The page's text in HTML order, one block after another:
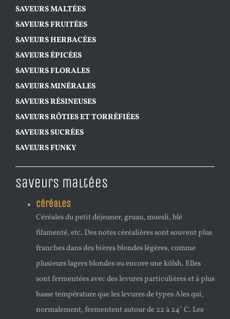
SAVEURS MALTÉES
SAVEURS FRUITÉES
SAVEURS HERBACÉES
SAVEURS ÉPICÉES
SAVEURS FLORALES
SAVEURS MINÉRALES
SAVEURS RÉSINEUSES
SAVEURS RÔTIES ET TORRÉFIÉES
SAVEURS SUCRÉES
SAVEURS FUNKY
Saveurs maltées
Céréales
Céréales du petit déjeuner, gruau, muesli, blé
filamenté, etc. Des notes céréalières sont souvent plus
franches dans des bières blondes légères, comme
plusieurs lagers blondes ou encore une kölsh. Elles
sont fermentées avec des levures particulières et à plus
basse température que les levures de types Ales qui,
normalement, fermentent autour de 22 à 24˚ C. Les